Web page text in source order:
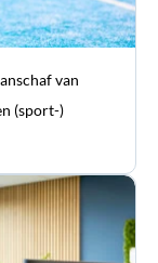
van
(sport-)